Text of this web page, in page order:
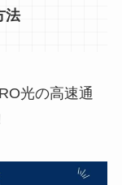
法
光の高速通